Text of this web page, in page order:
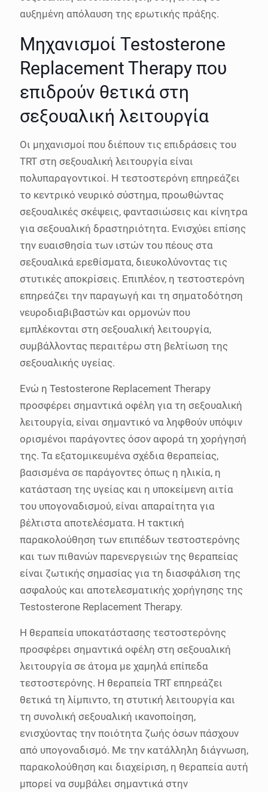
αυξημένη απόλαυση της ερωτικής πράξης.
Μηχανισμοί Testosterone
Replacement Therapy που
επιδρούν θετικά στη
σεξουαλική λειτουργία
Οι μηχανισμοί που διέπουν τις επιδράσεις του
TRT στη σεξουαλική λειτουργία είναι
πολυπαραγοντικοί. Η τεστοστερόνη επηρεάζει
το κεντρικό νευρικό σύστημα, προωθώντας
σεξουαλικές σκέψεις, φαντασιώσεις και κίνητρα
για σεξουαλική δραστηριότητα. Ενισχύει επίσης
την ευαισθησία των ιστών του πέους στα
σεξουαλικά ερεθίσματα, διευκολύνοντας τις
στυτικές αποκρίσεις. Επιπλέον, η τεστοστερόνη
επηρεάζει την παραγωγή και τη σηματοδότηση
νευροδιαβιβαστών και ορμονών που
εμπλέκονται στη σεξουαλική λειτουργία,
συμβάλλοντας περαιτέρω στη βελτίωση της
σεξουαλικής υγείας.
Ενώ η Testosterone Replacement Therapy
προσφέρει σημαντικά οφέλη για τη σεξουαλική
λειτουργία, είναι σημαντικό να ληφθούν υπόψιν
ορισμένοι παράγοντες όσον αφορά τη χορήγησή
της. Τα εξατομικευμένα σχέδια θεραπείας,
βασισμένα σε παράγοντες όπως η ηλικία, η
κατάσταση της υγείας και η υποκείμενη αιτία
του υπογοναδισμού, είναι απαραίτητα για
βέλτιστα αποτελέσματα. Η τακτική
παρακολούθηση των επιπέδων τεστοστερόνης
και των πιθανών παρενεργειών της θεραπείας
είναι ζωτικής σημασίας για τη διασφάλιση της
ασφαλούς και αποτελεσματικής χορήγησης της
Testosterone Replacement Therapy.
Η θεραπεία υποκατάστασης τεστοστερόνης
προσφέρει σημαντικά οφέλη στη σεξουαλική
λειτουργία σε άτομα με χαμηλά επίπεδα
τεστοστερόνης. Η θεραπεία TRT επηρεάζει
θετικά τη λίμπιντο, τη στυτική λειτουργία και
τη συνολική σεξουαλική ικανοποίηση,
ενισχύοντας την ποιότητα ζωής όσων πάσχουν
από υπογοναδισμό. Με την κατάλληλη διάγνωση,
παρακολούθηση και διαχείριση, η θεραπεία αυτή
μπορεί να συμβάλει σημαντικά στην